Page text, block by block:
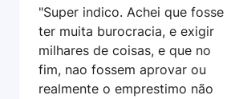
"Super indico. Achei que fosse
ter muita burocracia, e exigir
milhares de coisas, e que no
fim, nao fossem aprovar ou
realmente o emprestimo não